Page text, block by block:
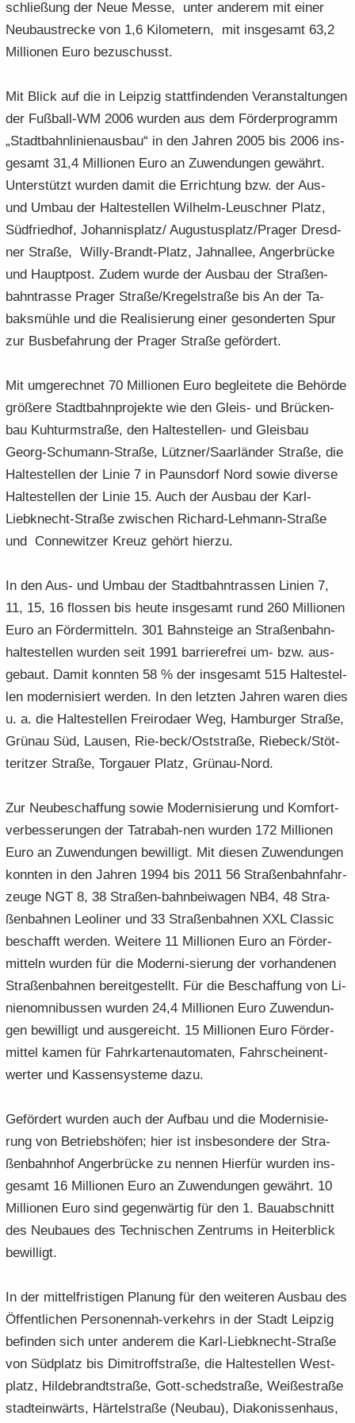
schlie­ßung der Neue Messe, unter an­de­rem mit einer
Neu­bau­stre­cke von 1,6 Ki­lo­me­tern, mit ins­ge­samt 63,2
Mil­lio­nen Euro be­zu­schusst.
Mit Blick auf die in Leip­zig statt­fin­den­den Ver­an­stal­tun­gen
der Fußball-​WM 2006 wur­den aus dem För­der­pro­gramm
„Stadt­bahn­li­ni­en­aus­bau“ in den Jah­ren 2005 bis 2006 ins­
ge­samt 31,4 Mil­lio­nen Euro an Zu­wen­dun­gen ge­währt.
Un­ter­stützt wur­den damit die Er­rich­tung bzw. der Aus-
und Umbau der Hal­te­stel­len Wilhelm-​Leuschner Platz,
Süd­fried­hof, Jo­han­nis­platz/ Au­gus­tus­platz/Pra­ger Dresd­
ner Stra­ße, Willy-​Brandt-Platz, Jahn­al­lee, An­ger­brü­cke
und Haupt­post. Zudem wurde der Aus­bau der Stra­ßen­
bahn­tras­se Pra­ger Stra­ße/Kre­gel­stra­ße bis An der Ta­
baks­müh­le und die Rea­li­sie­rung einer ge­son­der­ten Spur
zur Bus­be­fah­rung der Pra­ger Stra­ße ge­för­dert.
Mit um­ge­rech­net 70 Mil­lio­nen Euro be­glei­te­te die Be­hör­de
grö­ße­re Stadt­bahn­pro­jek­te wie den Gleis-​ und Brü­cken­
bau Kuh­turm­stra­ße, den Haltestellen-​ und Gleis­bau
Georg-​Schumann-Straße, Lütz­ner/Saar­län­der Stra­ße, die
Hal­te­stel­len der Linie 7 in Pauns­dorf Nord sowie di­ver­se
Hal­te­stel­len der Linie 15. Auch der Aus­bau der Karl-​
Liebknecht-Straße zwi­schen Richard-​Lehmann-Straße
und Con­ne­wit­zer Kreuz ge­hört hier­zu.
In den Aus- und Umbau der Stadt­bahn­tras­sen Li­ni­en 7,
11, 15, 16 flos­sen bis heute ins­ge­samt rund 260 Mil­lio­nen
Euro an För­der­mit­teln. 301 Bahn­stei­ge an Straßenbahn-​
haltestellen wur­den seit 1991 bar­rie­re­frei um- bzw. aus­
ge­baut. Damit konn­ten 58 % der ins­ge­samt 515 Hal­te­stel­
len mo­der­ni­siert wer­den. In den letz­ten Jah­ren waren dies
u. a. die Hal­te­stel­len Frei­ro­da­er Weg, Ham­bur­ger Stra­ße,
Grün­au Süd, Lau­sen, Rie-​beck/Ost­stra­ße, Rie­beck/Stöt­
terit­zer Stra­ße, Tor­gau­er Platz, Grünau-​Nord.
Zur Neu­be­schaf­fung sowie Mo­der­ni­sie­rung und Kom­fort­
ver­bes­se­run­gen der Tatrabah-​nen wur­den 172 Mil­lio­nen
Euro an Zu­wen­dun­gen be­wil­ligt. Mit die­sen Zu­wen­dun­gen
konn­ten in den Jah­ren 1994 bis 2011 56 Stra­ßen­bahn­fahr­
zeu­ge NGT 8, 38 Straßen-​bahnbeiwagen NB4, 48 Stra­
ßen­bah­nen Leo­li­ner und 33 Stra­ßen­bah­nen XXL Clas­sic
be­schafft wer­den. Wei­te­re 11 Mil­lio­nen Euro an För­der­
mit­teln wur­den für die Moderni-​sierung der vor­han­de­nen
Stra­ßen­bah­nen be­reit­ge­stellt. Für die Be­schaf­fung von Li-​
nienomnibussen wur­den 24,4 Mil­lio­nen Euro Zu­wen­dun­
gen be­wil­ligt und aus­ge­reicht. 15 Mil­lio­nen Euro För­der­
mit­tel kamen für Fahr­kar­ten­au­to­ma­ten, Fahr­schein­ent­
wer­ter und Kas­sen­sys­te­me dazu.
Ge­för­dert wur­den auch der Auf­bau und die Mo­der­ni­sie­
rung von Be­triebs­hö­fen; hier ist ins­be­son­de­re der Stra­
ßen­bahn­hof An­ger­brü­cke zu nen­nen Hier­für wur­den ins­
ge­samt 16 Mil­lio­nen Euro an Zu­wen­dun­gen ge­währt. 10
Mil­lio­nen Euro sind ge­gen­wär­tig für den 1. Bau­ab­schnitt
des Neu­bau­es des Tech­ni­schen Zen­trums in Hei­ter­blick
be­wil­ligt.
In der mit­tel­fris­ti­gen Pla­nung für den wei­te­ren Aus­bau des
Öf­fent­li­chen Personennah-​verkehrs in der Stadt Leip­zig
be­fin­den sich unter an­de­rem die Karl-​Liebknecht-Straße
von Süd­platz bis Di­mitroff­stra­ße, die Hal­te­stel­len West­
platz, Hil­de­brandt­stra­ße, Gott-​schedstraße, Weiß­e­stra­ße
stadt­ein­wärts, Här­tel­stra­ße (Neu­bau), Dia­ko­nis­sen­haus,